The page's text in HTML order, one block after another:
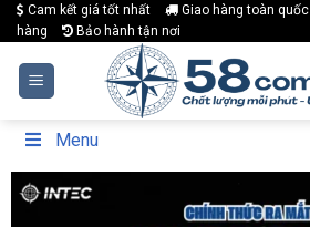
Skip
to
content
Cam kết giá tốt nhất Giao hàng toàn quốc
hàng
Bảo hành tận nơi
Menu